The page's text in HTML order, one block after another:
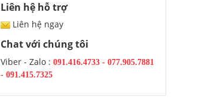
Liên hệ hỗ trợ
Liên hệ ngay
Chat với chúng tôi
Viber - Zalo : 091.416.4733- 077.905.7881
- 091.415.7325